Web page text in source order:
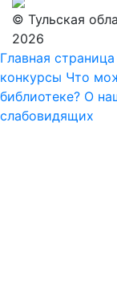
© Тульская
2026
Главная страница
конкурсы Что
библиотеке? О
слабовидящих